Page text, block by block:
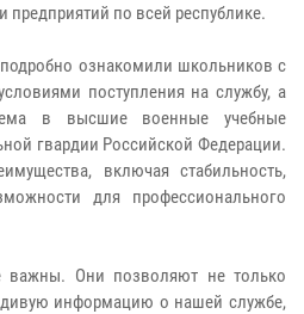
предприятий по всей республике.
ознакомили школьников с
поступления на службу, а
в высшие военные учебные
гвардии Российской Федерации.
включая стабильность,
для профессионального
важны. Они позволяют не только
информацию о нашей службе,